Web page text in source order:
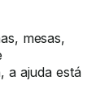
mesas,
a ajuda está